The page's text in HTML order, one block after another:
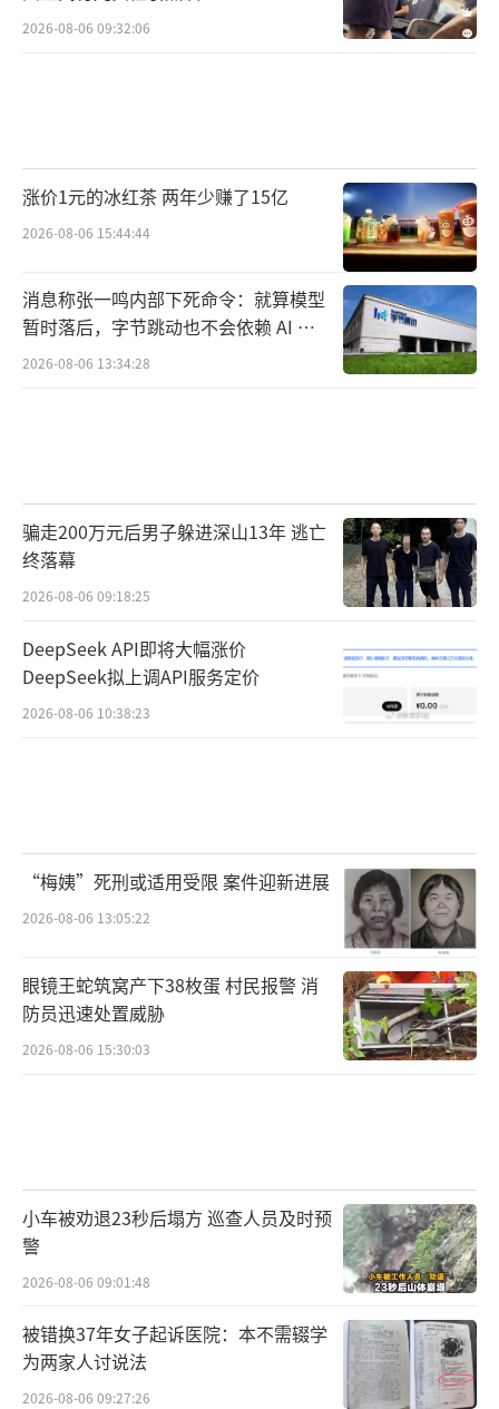
2026-08-06 09:32:06
涨价1元的冰红茶 两年少赚了15亿
2026-08-06 15:44:44
消息称张一鸣内部下死命令：就算模型
暂时落后，字节跳动也不会依赖 AI 蒸
馏技术
2026-08-06 13:34:28
骗走200万元后男子躲进深山13年 逃亡
终落幕
2026-08-06 09:18:25
DeepSeek API即将大幅涨价
DeepSeek拟上调API服务定价
2026-08-06 10:38:23
“梅姨”死刑或适用受限 案件迎新进展
2026-08-06 13:05:22
眼镜王蛇筑窝产下38枚蛋 村民报警 消
防员迅速处置威胁
2026-08-06 15:30:03
小车被劝退23秒后塌方 巡查人员及时预
警
2026-08-06 09:01:48
被错换37年女子起诉医院：本不需辍学
为两家人讨说法
2026-08-06 09:27:26